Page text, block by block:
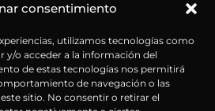
consentimiento
utilizamos tecnologías como
y/o acceder a la información del
de estas tecnologías nos permitirá
de navegación o las
sitio. No consentir o retirar el
Términos y
Aviso
Legal
Advertencia